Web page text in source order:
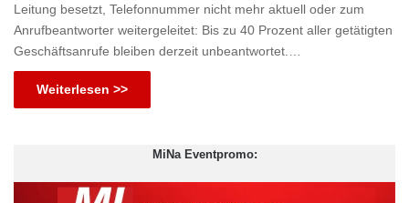
Leitung besetzt, Telefonnummer nicht mehr aktuell oder zum
Anrufbeantworter weitergeleitet: Bis zu 40 Prozent aller getätigten
Geschäftsanrufe bleiben derzeit unbeantwortet.…
Weiterlesen >>
MiNa Eventpromo: